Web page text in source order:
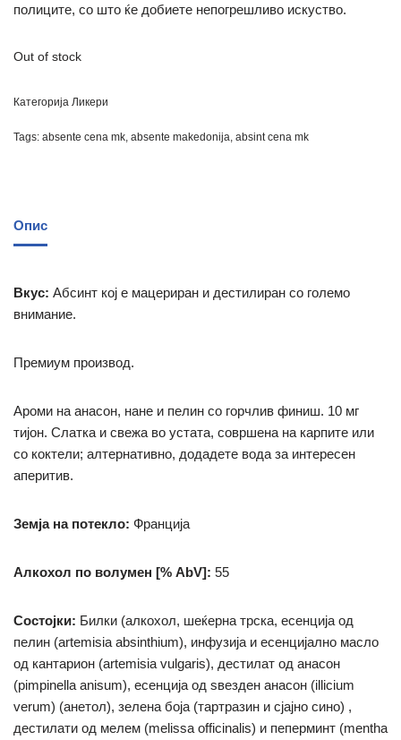
полиците, со што ќе добиете непогрешливо искуство.
Out of stock
Категорија Ликери
Tags: absente cena mk absente makedonija absint cena mk
Опис
Вкус: Абсинт кој е мацериран и дестилиран со големо
внимание.
Премиум производ.
Ароми на анасон, нане и пелин со горчлив финиш. 10 мг
тијон. Слатка и свежа во устата, совршена на карпите или
со коктели; алтернативно, додадете вода за интересен
аперитив.
Земја на потекло: Франција
Алкохол по волумен [% AbV]: 55
Состојки: Билки (алкохол, шеќерна трска, есенција од
пелин (artemisia absinthium), инфузија и есенцијално масло
од кантарион (artemisia vulgaris), дестилат од анасон
(pimpinella anisum), есенција од ѕвезден анасон (illicium
verum) (анетол), зелена боја (тартразин и сјајно сино) ,
дестилати од мелем (melissa officinalis) и пеперминт (mentha